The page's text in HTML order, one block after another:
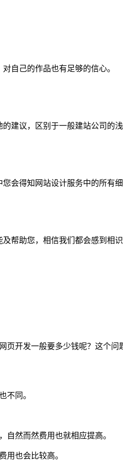
自己的作品也有足够的信心。
建议，区别于一般建站公司的
会得知网站设计服务中的所有
帮助您，相信我们都会感到相
页开发一般要多少钱呢？这个
不同。
自然而然费用也就相应提高。
用也会比较高。